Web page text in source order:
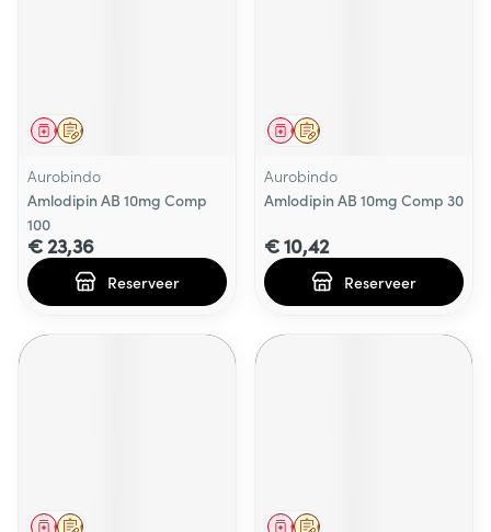
Op voorschrift
Geneesmiddel
Aurobindo
Amlodipin AB 10mg Comp
100
€ 23,36
Reserveer
Op voorschrift
Geneesmiddel
Aurobindo
Amlodipin AB 10mg Comp 30
€ 10,42
Reserveer
Op voorschrift
Geneesmiddel Op voorschrift
Geneesmiddel